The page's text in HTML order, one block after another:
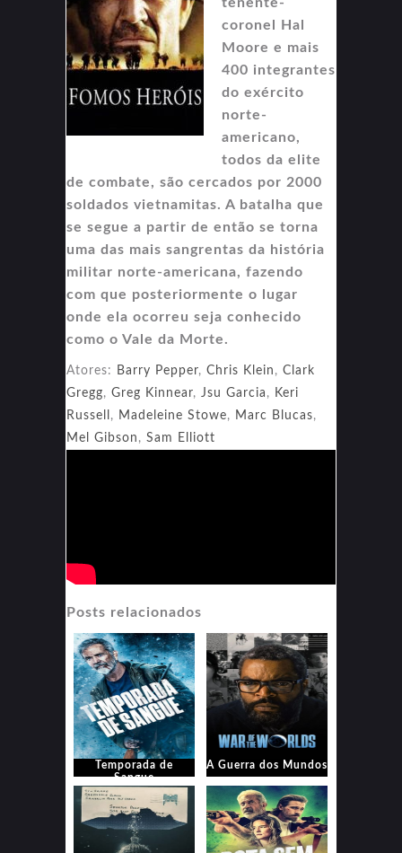
coronel Hal
Moore e mais
400 integrantes
do exército
norte-
americano,
todos da elite
de combate, são cercados por 2000
soldados vietnamitas. A batalha que
se segue a partir de então se torna
uma das mais sangrentas da história
militar norte-americana, fazendo
com que posteriormente o lugar
onde ela ocorreu seja conhecido
como o Vale da Morte.
Atores: Barry Pepper, Chris Klein , Clark
Gregg, Greg Kinnear, Jsu Garcia , Keri
Russell , Madeleine Stowe, Marc Blucas,
Mel Gibson , Sam Elliott
Posts relacionados
Temporada de
Sangue
A Guerra dos Mundos